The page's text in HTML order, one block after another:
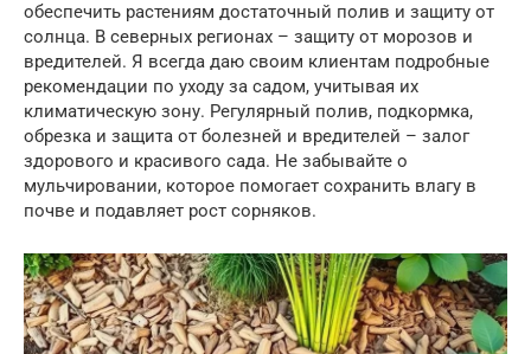
обеспечить растениям достаточный полив и защиту от
солнца. В северных регионах – защиту от морозов и
вредителей. Я всегда даю своим клиентам подробные
рекомендации по уходу за садом, учитывая их
климатическую зону. Регулярный полив, подкормка,
обрезка и защита от болезней и вредителей – залог
здорового и красивого сада. Не забывайте о
мульчировании, которое помогает сохранить влагу в
почве и подавляет рост сорняков.